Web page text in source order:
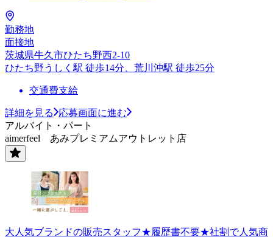
勤務地
面接地
茨城県牛久市ひたち野西2-10
ひたち野うしく駅 徒歩14分、荒川沖駅 徒歩25分
交通費支給
詳細を見る
応募画面に進む
アルバイト・パート
aimerfeel あみプレミアムアウトレット店
大人気ブランドの販売スタッフ★履歴書不要★社割で人気商